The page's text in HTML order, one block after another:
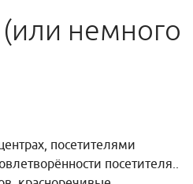
немного
посетителями
посетителя..